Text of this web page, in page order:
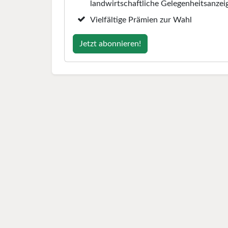
landwirtschaftliche
Vielfältige Prämien zur Wahl
Jetzt abonnieren!